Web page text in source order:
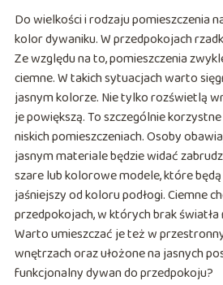
Do wielkości i rodzaju pomieszczenia
kolor dywaniku. W przedpokojach
Ze względu na to, pomieszczenia
ciemne. W takich sytuacjach warto
jasnym kolorze. Nie tylko rozświetlą
je powiększą. To szczególnie
niskich pomieszczeniach. Osoby
jasnym materiale będzie widać
szare lub kolorowe modele, które
jaśniejszy od koloru podłogi. Ciemne
przedpokojach, w których brak
Warto umieszczać je też w
wnętrzach oraz ułożone na jasnych
funkcjonalny dywan do przedpokoju?